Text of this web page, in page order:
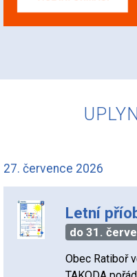
27. července 2026
Letní
do 31.
Obec Ratiboř